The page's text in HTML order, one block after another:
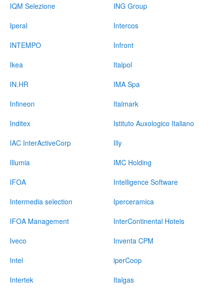
Offerte
Area
IQM Selezione
Iperal
INTEMPO
Ikea
IN.HR
Infineon
Inditex
IAC InterActiveCorp
Illumia
IFOA
Intermedia selection
IFOA Management
Iveco
Intel
Intertek
ING Group
Intercos
Infront
Italpol
IMA Spa
Italmark
Istituto Auxologico Italiano
Illy
IMC Holding
Intelligence Software
Iperceramica
InterContinental Hotels
Inventa CPM
iperCoop
Italgas